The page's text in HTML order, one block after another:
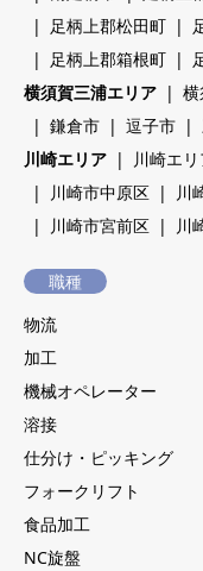
足柄上郡松田町
足柄上郡箱根町
横須賀三浦エリア
鎌倉市
逗子市
川崎エリア
川崎エ
川崎市中原区
川
川崎市宮前区
川
職種
物流
加工
機械オペレーター
溶接
仕分け・ピッキング
フォークリフト
食品加工
NC旋盤